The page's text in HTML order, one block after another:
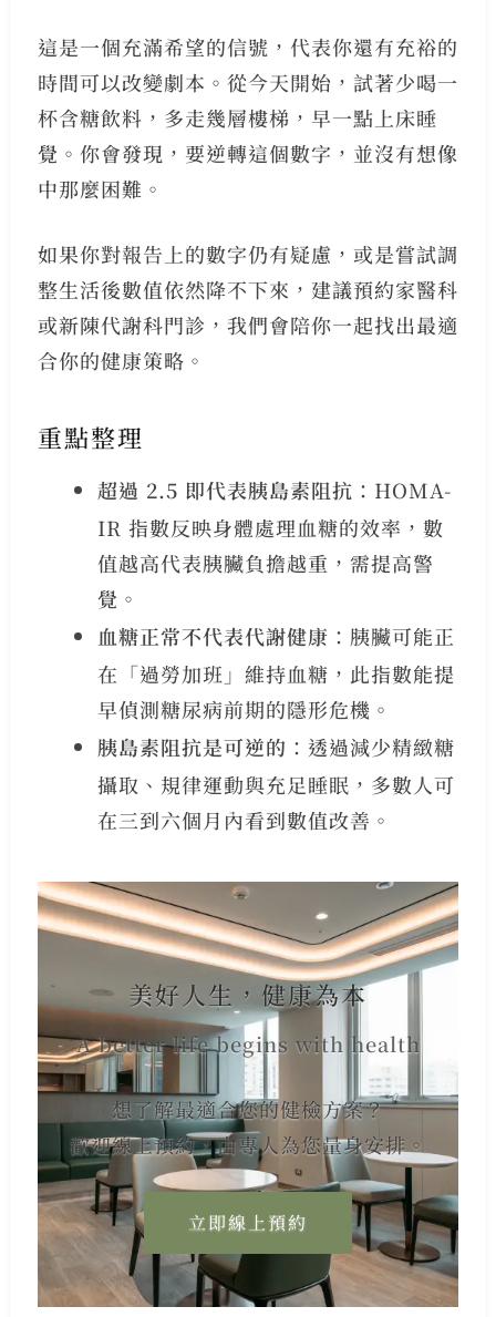
這是一個充滿希望的信號，代表你還有充裕的
時間可以改變劇本。從今天開始，試著少喝一
杯含糖飲料，多走幾層樓梯，早一點上床睡
覺。你會發現，要逆轉這個數字，並沒有想像
中那麼困難。
如果你對報告上的數字仍有疑慮，或是嘗試調
整生活後數值依然降不下來，建議預約家醫科
或新陳代謝科門診，我們會陪你一起找出最適
合你的健康策略。
重點整理
超過 2.5 即代表胰島素阻抗 ：HOMA-
IR 指數反映身體處理血糖的效率，數
值越高代表胰臟負擔越重，需提高警
覺。
血糖正常不代表代謝健康 ：胰臟可能正
在「過勞加班」維持血糖，此指數能提
早偵測糖尿病前期的隱形危機。
胰島素阻抗是可逆的 ：透過減少精緻糖
攝取、規律運動與充足睡眠，多數人可
在三到六個月內看到數值改善。
美好人生，健康為本
A better life begins with health
想了解最適合您的健檢方案？
歡迎線上預約，由專人為您量身安排。
立即線上預約